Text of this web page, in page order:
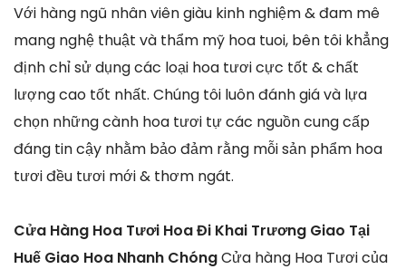
Với hàng ngũ nhân viên giàu kinh nghiệm & đam mê
mang nghệ thuật và thẩm mỹ hoa tuoi, bên tôi khẳng
định chỉ sử dụng các loại hoa tươi cực tốt & chất
lượng cao tốt nhất. Chúng tôi luôn đánh giá và lựa
chọn những cành hoa tươi tự các nguồn cung cấp
đáng tin cậy nhằm bảo đảm rằng mỗi sản phẩm hoa
tươi đều tươi mới & thơm ngát.
Cửa Hàng Hoa Tươi Hoa Đi Khai Trương Giao Tại
Huế Giao Hoa Nhanh ChóngCửa hàng Hoa Tươi của